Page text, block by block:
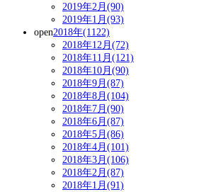
2019年2月(90)
2019年1月(93)
open2018年(1122)
2018年12月(72)
2018年11月(121)
2018年10月(90)
2018年9月(87)
2018年8月(104)
2018年7月(90)
2018年6月(87)
2018年5月(86)
2018年4月(101)
2018年3月(106)
2018年2月(87)
2018年1月(91)